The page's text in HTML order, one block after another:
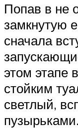
Попав в не
замкнутую
сначала
этом этапе
стойким
светлый,
пузырьками.